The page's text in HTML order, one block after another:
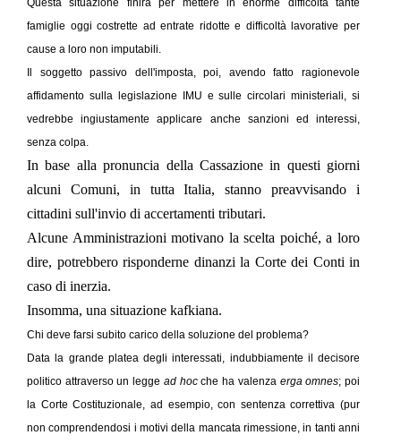
Questa situazione finirà per mettere in enorme difficoltà tante
famiglie oggi costrette ad entrate ridotte e difficoltà lavorative per
cause a loro non imputabili.
Il soggetto passivo dell'imposta, poi, avendo fatto ragionevole
affidamento sulla legislazione IMU e sulle circolari ministeriali, si
vedrebbe ingiustamente applicare anche sanzioni ed interessi,
senza colpa.
In base alla pronuncia della Cassazione in questi giorni
alcuni Comuni, in tutta Italia, stanno preavvisando i
cittadini sull'invio di accertamenti tributari.
Alcune Amministrazioni motivano la scelta poiché, a loro
dire, potrebbero risponderne dinanzi la Corte dei Conti in
caso di inerzia.
Insomma, una situazione kafkiana.
Chi deve farsi subito carico della soluzione del problema?
Data la grande platea degli interessati, indubbiamente il decisore
politico attraverso un legge ad hocche ha valenza erga omnes; poi
la Corte Costituzionale, ad esempio, con sentenza correttiva (pur
non comprendendosi i motivi della mancata rimessione, in tanti anni